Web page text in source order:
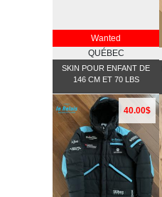
Wanted
QUÉBEC
SKIN POUR ENFANT DE
146 CM ET 70 LBS
40.00$